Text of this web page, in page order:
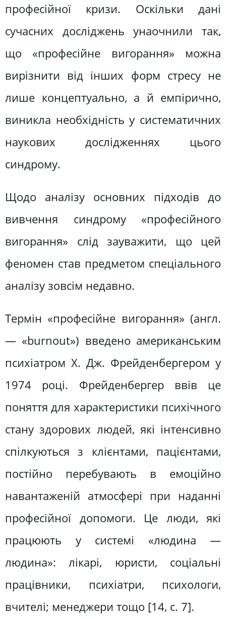
професійної кризи. Оскільки дані
сучасних досліджень унаочнили так,
що «професійне вигорання» можна
вирізнити від інших форм стресу не
лише концептуально, а й емпірично,
виникла необхідність у систематичних
наукових дослідженнях цього
синдрому.
Щодо аналізу основних підходів до
вивчення синдрому «професійного
вигорання» слід зауважити, що цей
феномен став предметом спеціального
аналізу зовсім недавно.
Термін «професійне вигорання» (англ.
— «burnout») введено американським
психіатром X. Дж. Фрейденбергером у
1974 році. Фрейденбергер ввів це
поняття для характеристики психічного
стану здорових людей, які інтенсивно
спілкуються з клієнтами, пацієнтами,
постійно перебувають в емоційно
навантаженій атмосфері при наданні
професійної допомоги. Це люди, які
працюють у системі «людина —
людина»: лікарі, юристи, соціальні
працівники, психіатри, психологи,
вчителі; менеджери тощо [14, с. 7].